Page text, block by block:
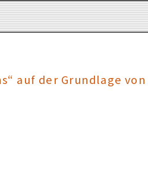
der Grundlage von